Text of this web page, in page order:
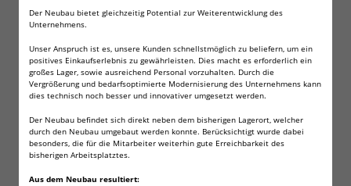
Der Neubau bietet gleichzeitig Potential zur Weiterentwicklung des
Unternehmens.
Unser Anspruch ist es, unsere Kunden schnellstmöglich zu beliefern, um ein
positives Einkaufserlebnis zu gewährleisten. Dies macht es erforderlich ein
großes Lager, sowie ausreichend Personal vorzuhalten. Durch die
Vergrößerung und bedarfsoptimierte Modernisierung des Unternehmens kann
dies technisch noch besser und innovativer umgesetzt werden.
Der Neubau befindet sich direkt neben dem bisherigen Lagerort, welcher
durch den Neubau umgebaut werden konnte. Berücksichtigt wurde dabei
besonders, die für die Mitarbeiter weiterhin gute Erreichbarkeit des
bisherigen Arbeitsplatztes.
Aus dem Neubau resultiert:
2000 Final Match
Rifle Diabolos 4,50 mm FRITZ-
CELL für Luftgewehr
Luftpistole
Speziell für Wettkämpfe entwickelt! Präzise
Verarbeitet und Zielgenau! Für Luftgewehre mit